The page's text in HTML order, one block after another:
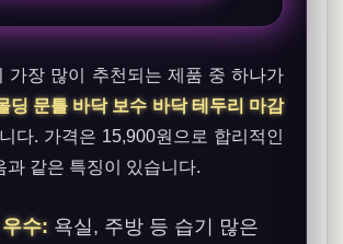
가장 많이 추천되는 제품 중 하나가
딩 문틀 바닥 보수 바닥 테두리 마감
다. 가격은 15,900원으로 합리적인
과 같은 특징이 있습니다.
수: 욕실, 주방 등 습기 많은